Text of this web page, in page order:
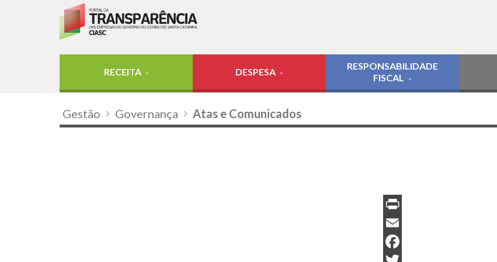
RECEITA DESPESA
RESPONSABILIDADE
FISCAL
Gestão Governança Atas e Comunicados
PrintFriendly
Email
Facebook